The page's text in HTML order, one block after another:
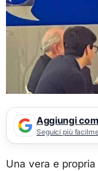
Aggiungi
Seguici più
Una vera e